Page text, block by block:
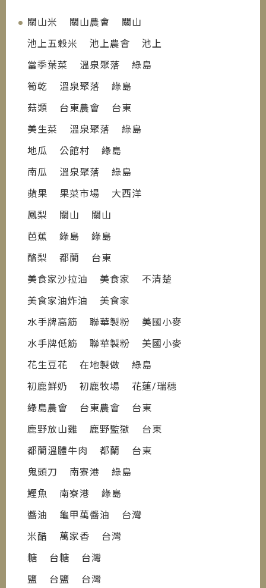
關山米 關山農會 關山
池上五穀米 池上農會 池上
當季葉菜 溫泉聚落 綠島
筍乾 溫泉聚落 綠島
菇類 台東農會 台東
美生菜 溫泉聚落 綠島
地瓜 公館村 綠島
南瓜 溫泉聚落 綠島
蘋果 果菜市場 大西洋
鳳梨 關山 關山
芭蕉 綠島 綠島
酪梨 都蘭 台東
美食家沙拉油 美食家 不清楚
美食家油炸油 美食家
水手牌高筋 聯華製粉 美國小麥
水手牌低筋 聯華製粉 美國小麥
花生豆花 在地製做 綠島
初鹿鮮奶 初鹿牧場 花蓮/瑞穗
綠島農會 台東農會 台東
鹿野放山雞 鹿野監獄 台東
都蘭溫體牛肉 都蘭 台東
鬼頭刀 南寮港 綠島
鰹魚 南寮港 綠島
醬油 龜甲萬醬油 台灣
米醋 萬家香 台灣
糖 台糖 台灣
鹽 台鹽 台灣